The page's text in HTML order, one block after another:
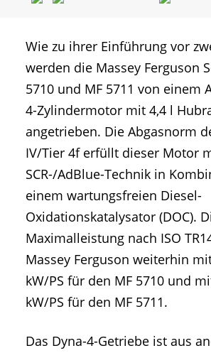
Wie zu ihrer Einführung vor
werden die Massey Ferguson
5710 und MF 5711 von einem
4-Zylindermotor mit 4,4 l
angetrieben. Die Abgasnorm
IV/Tier 4f erfüllt dieser Motor
SCR-/AdBlue-Technik in
einem wartungsfreien Diesel-
Oxidationskatalysator (DOC).
Maximalleistung nach ISO
Massey Ferguson weiterhin
kW/PS für den MF 5710 und
kW/PS für den MF 5711.
Das Dyna-4-Getriebe ist aus